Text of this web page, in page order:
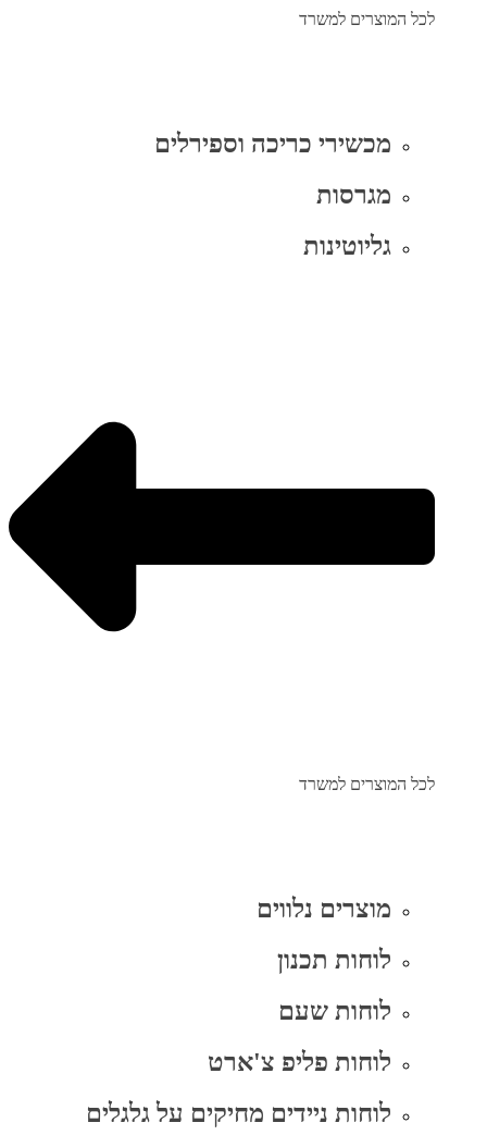
לכל המוצרים למשרד
מכשירי כריכה וספירלים
מגרסות
גליוטינות
לכל המוצרים למשרד
מוצרים נלווים
לוחות תכנון
לוחות שעם
לוחות פליפ צ'ארט
לוחות ניידים מחיקים על גלגלים